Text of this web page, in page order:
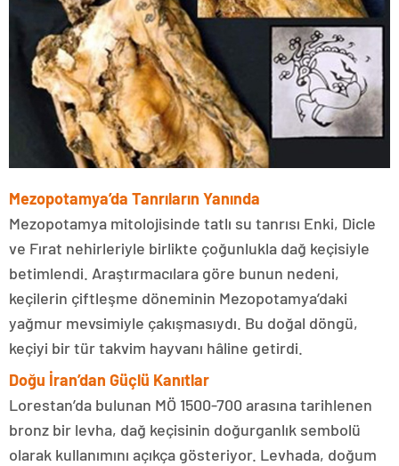
Mezopotamya’da Tanrıların Yanında
Mezopotamya mitolojisinde tatlı su tanrısı Enki, Dicle
ve Fırat nehirleriyle birlikte çoğunlukla dağ keçisiyle
betimlendi. Araştırmacılara göre bunun nedeni,
keçilerin çiftleşme döneminin Mezopotamya’daki
yağmur mevsimiyle çakışmasıydı. Bu doğal döngü,
keçiyi bir tür takvim hayvanı hâline getirdi.
Doğu İran’dan Güçlü Kanıtlar
Lorestan’da bulunan MÖ 1500-700 arasına tarihlenen
bronz bir levha, dağ keçisinin doğurganlık sembolü
olarak kullanımını açıkça gösteriyor. Levhada, doğum